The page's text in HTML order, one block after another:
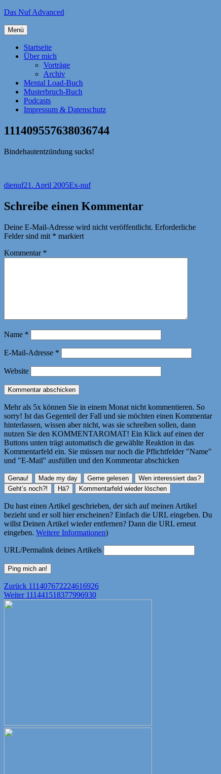
Zum
springen
Das Nuf Advanced
Menü
Startseite
Über mich
Vorträge
Archiv
Mental Load-Buch
Musterbruch-Buch
Podcasts
Impressum & Datenschutz
111409557638036744
Bindehautentzündung sucks!
Autor
dienufVeröffentlicht
21. April 2005Kategorien
Ex-nuf
Schreibe einen Kommentar
Deine E-Mail-Adresse wird nicht veröffentlicht. Erforderliche
Felder sind mit * markiert
Kommentar *
Name *
E-Mail-Adresse *
Website
Mehr als 5x können Sie in einem Monat nicht kommentieren. So
sorry! Ist das Gegenteil der Fall und sie möchten einen Kommentar
hinterlassen, wissen aber nicht, was sie schreiben sollen, dann
nutzen Sie den KOMMENTAROMAT! Ein Klick auf einen der
Buttons unten trägt automatisch die gewählte Reaktion in das
Kommentarfeld ein. Sie müssen nur noch die Pflichtfelder "Name"
und "E-Mail" ausfüllen und den Kommentar abschicken
Du hast einen Artikel geschrieben, der sich auf meinen Artikel
bezieht und er soll hier erscheinen? Einfach die URL eingeben. Du
willst Deinen Artikel wieder entfernen? Dann die URL erneut
eingeben. Weitere Informationen)
URL/Permalink deines Artikels
Beitragsnavigation
Zurück Vorheriger
Beitrag:
111407672224616926
Weiter Nächster
111441518377996930